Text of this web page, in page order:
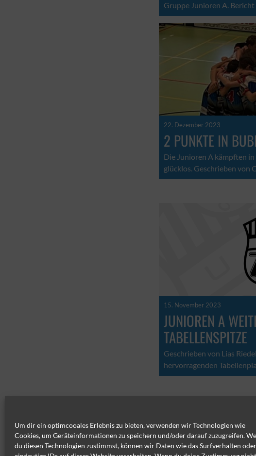
Um dir ein optimcooales Erlebnis zu bieten, verwenden wir Technologien wie
Cookies, um Geräteinformationen zu speichern und/oder darauf zuzugreifen.
du diesen Technologien zustimmst, können wir Daten wie das Surfverhalten oder
Gruppe Junioren A.
22. Dezember 2023
2 PUNKTE IN
Die Junioren A kämpften
glücklos. Geschrieben von
15. November 2023
JUNIOREN A
TABELLENSPITZE
Geschrieben von Lias
hervorragenden